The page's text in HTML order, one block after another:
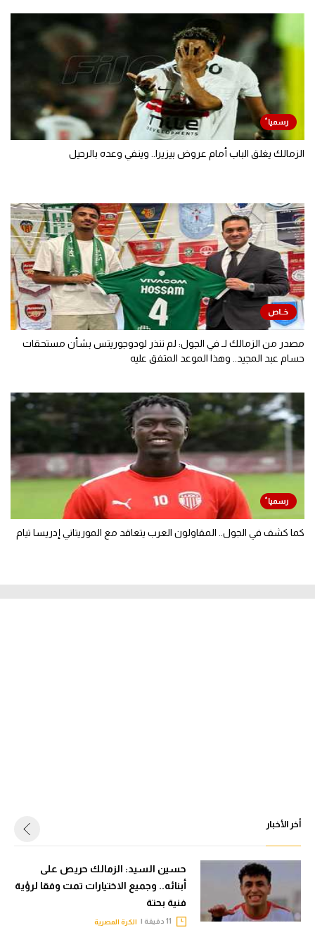
الزمالك يغلق الباب أمام عروض بيزيرا.. وينفي وعده بالرحيل
مصدر من الزمالك لـ في الجول: لم ننذر لودوجوريتس بشأن مستحقات
حسام عبد المجيد.. وهذا الموعد المتفق عليه
كما كشف في الجول.. المقاولون العرب يتعاقد مع الموريتاني إدريسا تيام
أخر الأخبار
حسين السيد: الزمالك حريص على
أبنائه.. وجميع الاختيارات تمت وفقا لرؤية
فنية بحتة
الكرة المصرية